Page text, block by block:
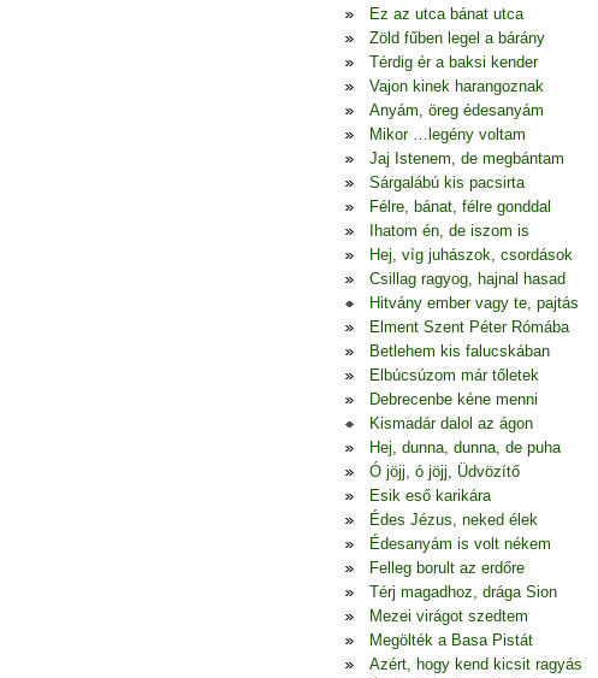
Ez az utca bánat utca
Zöld fűben legel a bárány
Térdig ér a baksi kender
Vajon kinek harangoznak
Anyám, öreg édesanyám
Mikor …legény voltam
Jaj Istenem, de megbántam
Sárgalábú kis pacsirta
Félre, bánat, félre gonddal
Ihatom én, de iszom is
Hej, víg juhászok, csordások
Csillag ragyog, hajnal hasad
Hitvány ember vagy te, pajtás
Elment Szent Péter Rómába
Betlehem kis falucskában
Elbúcsúzom már tőletek
Debrecenbe kéne menni
Kismadár dalol az ágon
Hej, dunna, dunna, de puha
Ó jöjj, ó jöjj, Üdvözítő
Esik eső karikára
Édes Jézus, neked élek
Édesanyám is volt nékem
Felleg borult az erdőre
Térj magadhoz, drága Sion
Mezei virágot szedtem
Megölték a Basa Pistát
Azért, hogy kend kicsit ragyás